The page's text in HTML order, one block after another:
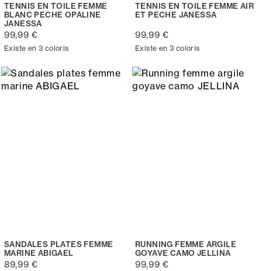
TENNIS EN TOILE FEMME
BLANC PECHE OPALINE
JANESSA
99,99 €
Existe en 3 coloris
TENNIS EN TOILE FEMME AIR
ET PECHE JANESSA
99,99 €
Existe en 3 coloris
SANDALES PLATES FEMME
MARINE ABIGAEL
89,99 €
RUNNING FEMME ARGILE
GOYAVE CAMO JELLINA
99,99 €